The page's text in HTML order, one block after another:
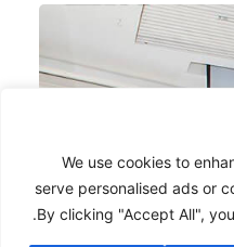
We use cookies to
serve personalised ads or
By clicking "Accept All",